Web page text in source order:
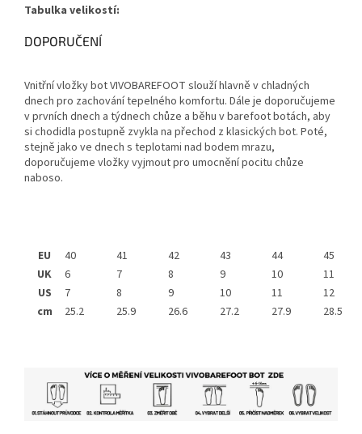
Tabulka velikostí:
DOPORUČENÍ
Vnitřní vložky bot VIVOBAREFOOT slouží hlavně v chladných
dnech pro zachování tepelného komfortu. Dále je doporučujeme
v prvních dnech a týdnech chůze a běhu v barefoot botách, aby
si chodidla postupně zvykla na přechod z klasických bot. Poté,
stejně jako ve dnech s teplotami nad bodem mrazu,
doporučujeme vložky vyjmout pro umocnění pocitu chůze
naboso.
EU 40 41 42 43 44
45
UK
6 7 8 9 10
11
US
7 8 9 10 11
12
cm
25.2 25.9 26.6 27.2 27.9 28.5